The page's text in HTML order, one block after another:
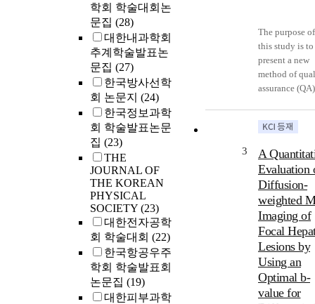
학회 학술대회논
문집 (28)
대한내과학회
추계학술발표논
문집 (27)
한국방사선학
회 논문지 (24)
한국정보과학
회 학술발표논문
집 (23)
THE
JOURNAL OF
THE KOREAN
PHYSICAL
SOCIETY (23)
대한전자공학
회 학술대회 (22)
한국항공우주
학회 학술발표회
논문집 (19)
대한피부과학
The purpose of
this study is to
present a new
method of
assurance
evaluation of
respiratory-
radiotherapy
(RGR). This
would helpin
quantitatively
analyzing the
patient’s
respiratory
and
induced tumor
motionand in
3
A
Evaluation
Diffusion-
weighted
Imaging of
Focal
Lesions by
Using an
Optimal b-
value for